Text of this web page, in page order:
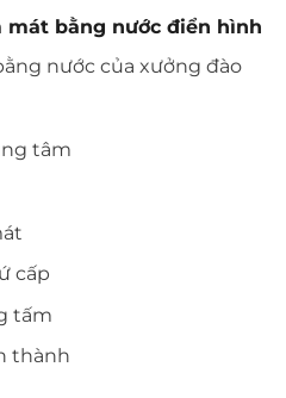
bằng nước điển hình
nước của xưởng đào
tâm
cấp
tấm
thành